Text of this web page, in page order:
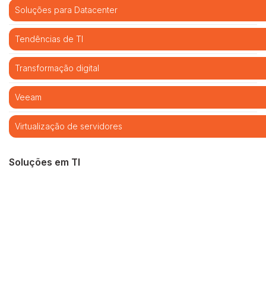
Soluções para Datacenter
Tendências de TI
Transformação digital
Veeam
Virtualização de servidores
Soluções em TI